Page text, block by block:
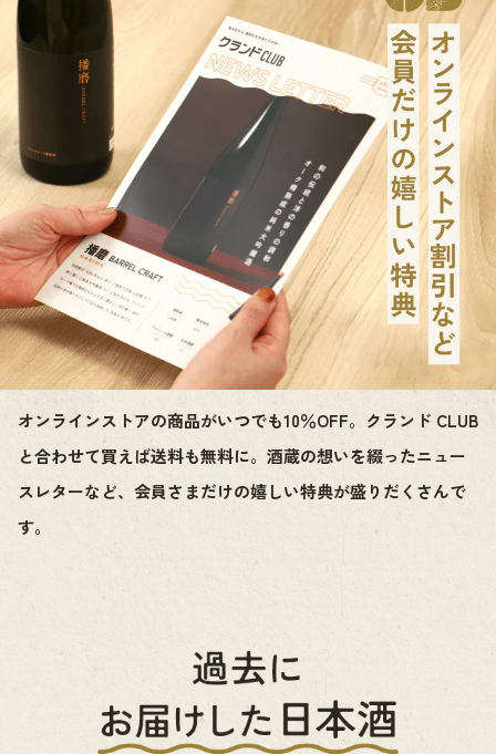
オンラインストアの商品がいつでも10％OFF。クランド CLUB
と合わせて買えば送料も無料に。酒蔵の想いを綴ったニュー
スレターなど、会員さまだけの嬉しい特典が盛りだくさんで
す。